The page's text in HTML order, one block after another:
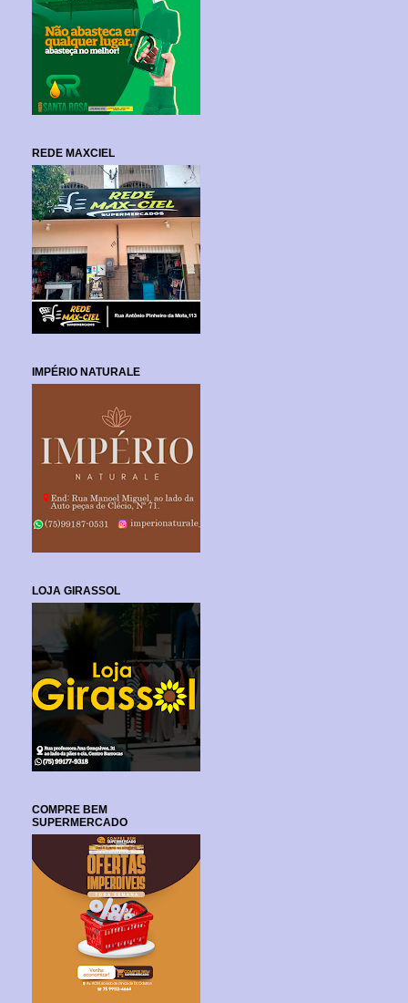
REDE MAXCIEL
IMPÉRIO NATURALE
LOJA GIRASSOL
COMPRE BEM
SUPERMERCADO